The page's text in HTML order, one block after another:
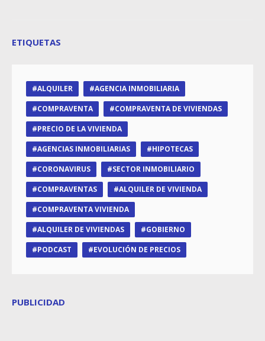
ETIQUETAS
ALQUILER
AGENCIA INMOBILIARIA
COMPRAVENTA
COMPRAVENTA DE VIVIENDAS
PRECIO DE LA VIVIENDA
AGENCIAS INMOBILIARIAS
HIPOTECAS
CORONAVIRUS
SECTOR INMOBILIARIO
COMPRAVENTAS
ALQUILER DE VIVIENDA
COMPRAVENTA VIVIENDA
ALQUILER DE VIVIENDAS
GOBIERNO
PODCAST
EVOLUCIÓN DE PRECIOS
PUBLICIDAD